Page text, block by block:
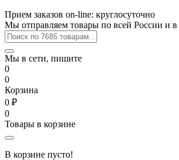
Прием заказов on-line: круглосуточно
Мы отправляем товары по всей России и
Мы в сети, пишите
0
0
Корзина
0 ₽
0
Товары в корзине
В корзине пусто!